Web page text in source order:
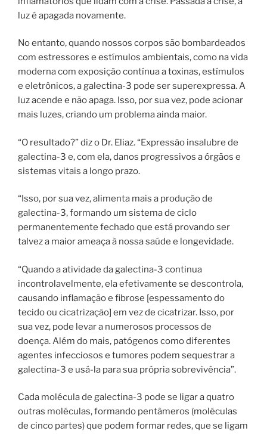
luz é apagada novamente.
No entanto, quando nossos corpos são bombardeados
com estressores e estímulos ambientais, como na vida
moderna com exposição contínua a toxinas, estímulos
e eletrônicos, a galectina-3 pode ser superexpressa. A
luz acende e não apaga. Isso, por sua vez, pode acionar
mais luzes, criando um problema ainda maior.
“O resultado?” diz o Dr. Eliaz. “Expressão insalubre de
galectina-3 e, com ela, danos progressivos a órgãos e
sistemas vitais a longo prazo.
“Isso, por sua vez, alimenta mais a produção de
galectina-3, formando um sistema de ciclo
permanentemente fechado que está provando ser
talvez a maior ameaça à nossa saúde e longevidade.
“Quando a atividade da galectina-3 continua
incontrolavelmente, ela efetivamente se descontrola,
causando inflamação e fibrose [espessamento do
tecido ou cicatrização] em vez de cicatrizar. Isso, por
sua vez, pode levar a numerosos processos de
doença. Além do mais, patógenos como diferentes
agentes infecciosos e tumores podem sequestrar a
galectina-3 e usá-la para sua própria sobrevivência”.
Cada molécula de galectina-3 pode se ligar a quatro
outras moléculas, formando pentâmeros (moléculas
de cinco partes) que podem formar redes, que se ligam